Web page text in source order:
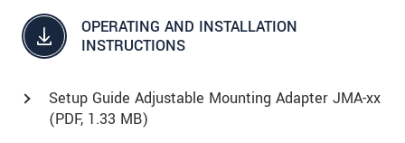
OPERATING AND INSTALLATION
INSTRUCTIONS
Setup Guide Adjustable Mounting Adapter JMA-xx
(PDF, 1.33 MB)